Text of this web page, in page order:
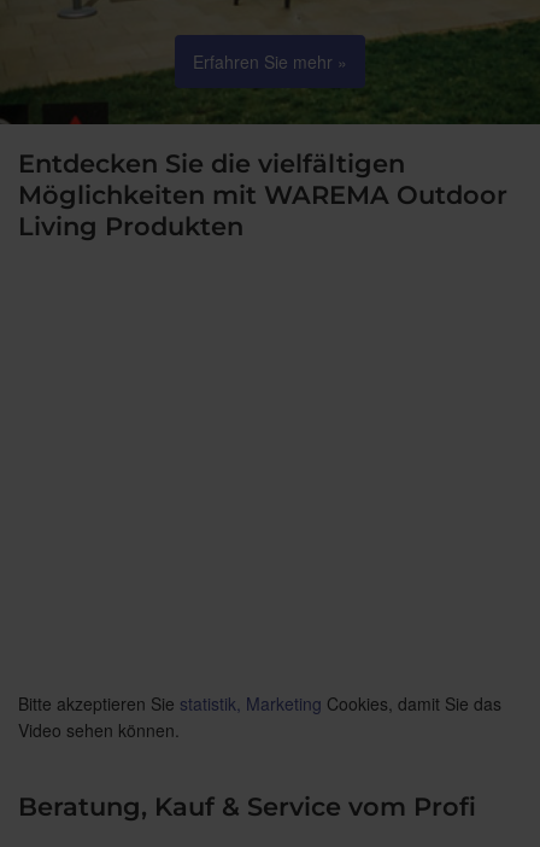
Erfahren Sie mehr »
Entdecken Sie die vielfältigen
Möglichkeiten mit WAREMA Outdoor
Living Produkten
Bitte akzeptieren Sie statistik, Marketing Cookies, damit Sie das
Video sehen können.
Beratung, Kauf & Service vom Profi